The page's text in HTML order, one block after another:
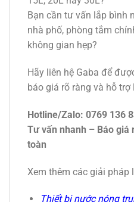
Bạn cần tư vấn lắp bình
nhà phố, phòng tắm
không gian hẹp?
Hãy liên hệ Gaba để
báo giá rõ ràng và hỗ
Hotline/Zalo: 0769 136
Tư vấn nhanh – Báo giá
toàn
Xem thêm các giải pháp
Thiết bị nước nóng